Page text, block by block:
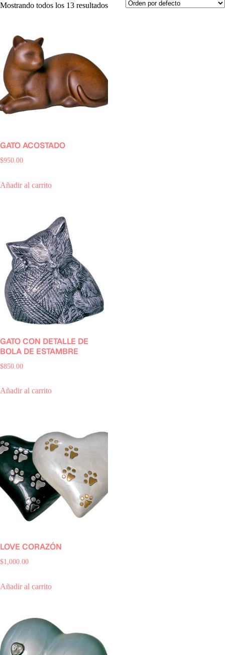
Mostrando todos los 13 resultados
GATO ACOSTADO
$950.00
Añadir al carrito
GATO CON DETALLE DE
BOLA DE ESTAMBRE
$850.00
Añadir al carrito
LOVE CORAZÓN
$1,000.00
Añadir al carrito